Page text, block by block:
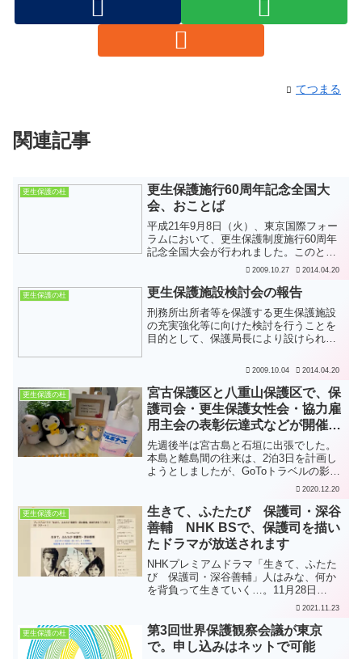
てつまる
関連記事
更生保護の杜
更生保護施行60周年記念全国大
会、おことば
平成21年9月8日（火）、東京国際フォー
ラムにおいて、更生保護制度施行60周年
記念全国大会が行われました。このとき
の、天皇陛下のおことばが宮内庁サイト
60周年記念全国大会における天皇陛下の
おことば〔宮内...
2009.10.27 2014.04.20
更生保護の杜 更生保護施設検討会の報告
刑務所出所者等を保護する更生保護施設
の充実強化等に向けた検討を行うことを
目的として、保護局長により設けられた
（H21.8.24 報道発...
2009.10.04 2014.04.20
更生保護の杜
宮古保護区と八重山保護区で、保
護司会・更生保護女性会・協力雇
用主会の表彰伝達式などが開催さ
れました
先週後半は宮古島と石垣に出張でした。
本島と離島間の往来は、2泊3日を計画し
ようとしましたが、GoToトラベルの影響
があったのか？宮古島から石垣への航空
りました。いずれにしても必要最小限と
いうことで。本年...
2020.12.20
更生保護の杜
生きて、ふたたび 保護司・深谷
善輔 NHK BSで、保護司を描い
たドラマが放送されます
NHKプレミアムドラマ「生きて、ふたた
び 保護司・深谷善輔」人はみな、何か
を背負って生きていく…。11月28日
（日）からNHK BSプレミアム・BS 4K
８回で放送されます。法務省保護局が取
材協力に応じ...
2021.11.23
更生保護の杜
第3回世界保護観察会議が東京
で。申し込みはネットで可能